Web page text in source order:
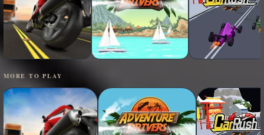
MORE TO PLAY